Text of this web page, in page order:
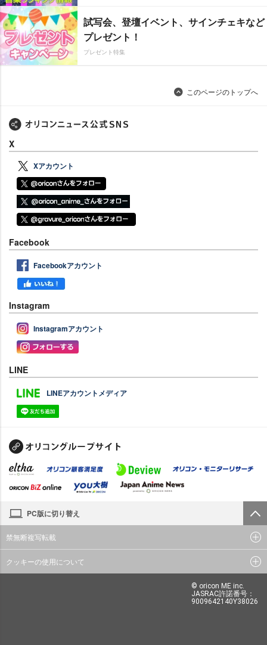
試写会、登壇イベント、サインチェキなど
プレゼント！
プレゼント特集
このページのトップへ
X
Xアカウント
Facebook
Facebookアカウント
Instagram
Instagramアカウント
LINE
LINEアカウントメディア
PC版に切り替え
禁無断複写転載
クッキーの使用について
© oricon ME inc.
JASRAC許諾番号：
9009642140Y38026